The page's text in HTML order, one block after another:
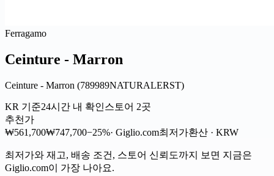
Ferragamo
Ceinture - Marron
Ceinture - Marron (789989NATURALERST)
KR 기준24시간 내 확인스토어 2곳
추천가
₩561,700₩747,700−25%· Giglio.com최저가환산 · KRW
최저가와 재고, 배송 조건, 스토어 신뢰도까지 보면 지금은
Giglio.com이 가장 나아요.